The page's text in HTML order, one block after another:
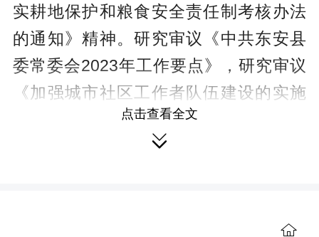
实耕地保护和粮食安全责任制考核办法
的通知》精神。研究审议《中共东安县
委常委会2023年工作要点》，研究审议
《加强城市社区工作者队伍建设的实施
方案（送审稿）》，研究河长制、东安
鸡产业发展、县政府第26次常务会研究
点击查看全文
